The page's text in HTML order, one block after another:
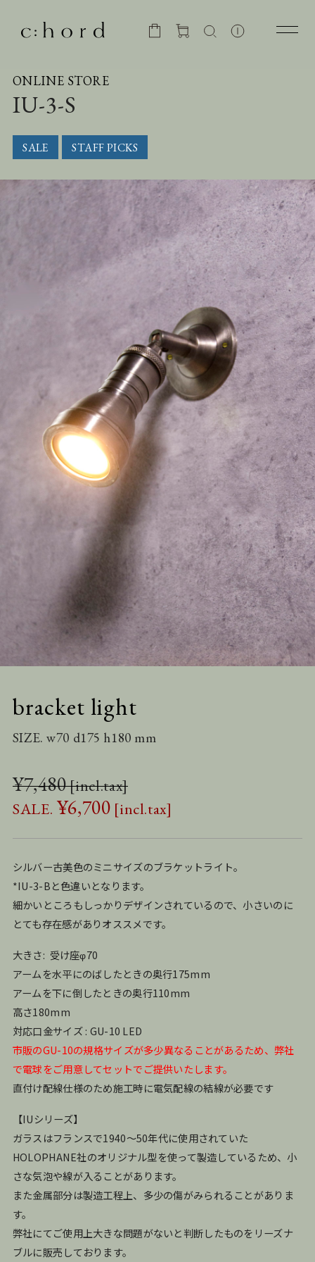
ONLINE STORE
IU-3-S
bracket light
SIZE. w70 d175 h180 mm
¥7,480
¥6,700
シルバー古美色のミニサイズのブラケットライト。
*IU-3-Bと色違いとなります。
細かいところもしっかりデザインされているので、小さいのに
とても存在感がありオススメです。
大きさ: 受け座φ70
アームを水平にのばしたときの奥行175mm
アームを下に倒したときの奥行110mm
高さ180mm
対応口金サイズ : GU-10 LED
市販のGU-10の規格サイズが多少異なることがあるため、弊社
で電球をご用意してセットでご提供いたします。
直付け配線仕様のため施工時に電気配線の結線が必要です
【IUシリーズ】
ガラスはフランスで1940～50年代に使用されていた
HOLOPHANE社のオリジナル型を使って製造しているため、小
さな気泡や線が入ることがあります。
また金属部分は製造工程上、多少の傷がみられることがありま
す。
弊社にてご使用上大きな問題がないと判断したものをリーズナ
ブルに販売しております。